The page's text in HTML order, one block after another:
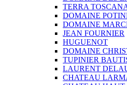
TERRA
DOMAINE
DOMAINE
JEAN FOURNIER
HUGUENOT
DOMAINE
TUPINIER
LAURENT
CHATEAU